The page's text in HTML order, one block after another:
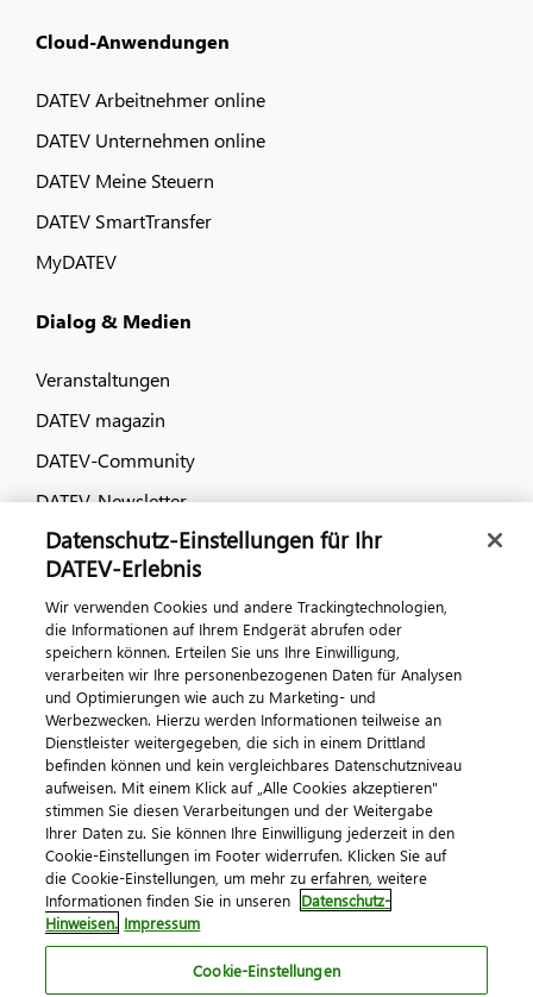
Cloud-Anwendungen
DATEV Arbeitnehmer online
DATEV Unternehmen online
DATEV Meine Steuern
DATEV SmartTransfer
MyDATEV
Dialog & Medien
Veranstaltungen
DATEV magazin
DATEV-Community
DATEV-Newsletter
Kontaktieren Sie uns
© 2026 DATEV eG
ImpressumDatenschutzAGB Kontakt
Cookie-Einstellungen
Datenschutz-Einstellungen für Ihr
DATEV-Erlebnis
Wir verwenden Cookies und andere Trackingtechnologien,
die Informationen auf Ihrem Endgerät abrufen oder
speichern können. Erteilen Sie uns Ihre Einwilligung,
verarbeiten wir Ihre personenbezogenen Daten für Analysen
und Optimierungen wie auch zu Marketing- und
Werbezwecken. Hierzu werden Informationen teilweise an
Dienstleister weitergegeben, die sich in einem Drittland
befinden können und kein vergleichbares Datenschutzniveau
aufweisen. Mit einem Klick auf „Alle Cookies akzeptieren"
stimmen Sie diesen Verarbeitungen und der Weitergabe
Ihrer Daten zu. Sie können Ihre Einwilligung jederzeit in den
Cookie-Einstellungen im Footer widerrufen. Klicken Sie auf
die Cookie-Einstellungen, um mehr zu erfahren, weitere
Informationen finden Sie in unseren Datenschutz-
Hinweisen. Impressum
Cookie-Einstellungen